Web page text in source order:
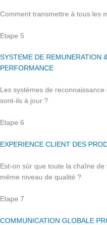
Comment transmettre à tous les
Etape 5
SYSTEME DE REMUNERATION
PERFORMANCE
Les systèmes de
sont-ils à jour ?
Etape 6
EXPERIENCE CLIENT DES
Est-on sûr que toute la chaîne de
même niveau de qualité ?
Etape 7
COMMUNICATION GLOBALE